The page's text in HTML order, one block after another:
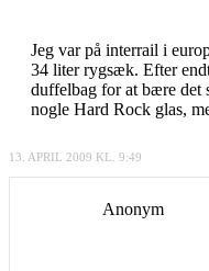
Jeg var på interrail i
34 liter rygsæk. Efter
duffelbag for at bære det
nogle Hard Rock glas,
13. APRIL 2009 KL. 9:49
Anonym